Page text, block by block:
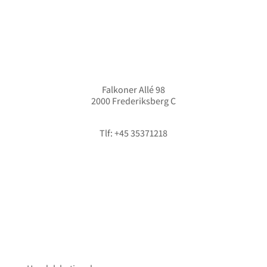
Falkoner Allé 98
2000 Frederiksberg C
Tlf: +45 35371218